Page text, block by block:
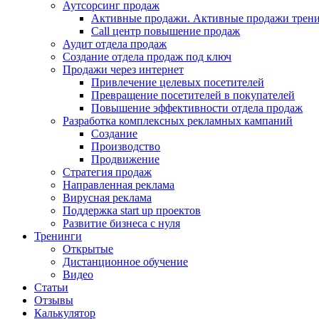
Аутсорсинг продаж
Активные продажи. Активные продажи
Call центр повышение продаж
Аудит отдела продаж
Создание отдела продаж под ключ
Продажи через интернет
Привлечение целевых посетителей
Превращение посетителей в покупателей
Повышение эффективности отдела продаж
Разработка комплексных рекламных кампаний
Создание
Производство
Продвижение
Стратегия продаж
Направленная реклама
Вирусная реклама
Поддержка start up проектов
Развитие бизнеса с нуля
Тренинги
Открытые
Дистанционное обучение
Видео
Статьи
Отзывы
Калькулятор